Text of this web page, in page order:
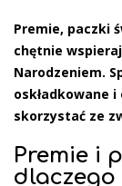
Premie, paczki
chętnie
Narodzeniem.
oskładkowane
skorzystać ze
Premie i
dlaczego